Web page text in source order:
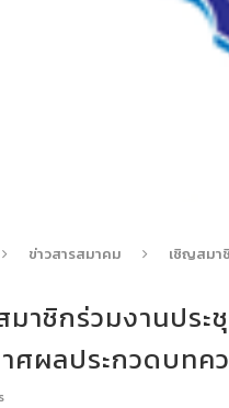
ข่าวสารสมาคม เชิญสมา
มาชิกร่วมงานปร
ศผลประกวดบทค